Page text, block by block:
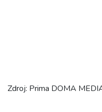
Zdroj: Prima DOMA